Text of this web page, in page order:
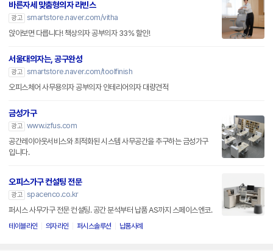
바른자세 맞춤형의자 라빈스
광고 smartstore.naver.com/vitha
앉아보면 다릅니다! 책상의자 공부의자 33% 할인!
서울대의자는, 공구완성
광고 smartstore.naver.com/toolfinish
오피스체어 사무용의자 공부의자 인테리어의자 대량견적
금성가구
광고 www.izfus.com
공간레이아웃서비스와 최적화된 시스템 사무공간을 추구하는 금성가구
입니다.
오피스가구 컨설팅 전문
광고 spacenco.co.kr
퍼시스 사무가구 전문 컨설팅. 공간 분석부터 납품 AS까지 스페이스엔코.
테이블라인 의자라인 퍼시스솔루션 납품사례